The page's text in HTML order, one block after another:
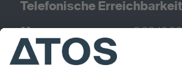
Telefonische Erreichbarkeit
Dienstag